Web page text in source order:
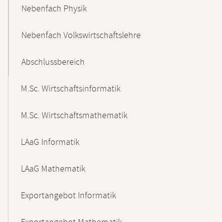
Nebenfach Physik
Nebenfach Volkswirtschaftslehre
Abschlussbereich
M.Sc. Wirtschaftsinformatik
M.Sc. Wirtschaftsmathematik
LAaG Informatik
LAaG Mathematik
Exportangebot Informatik